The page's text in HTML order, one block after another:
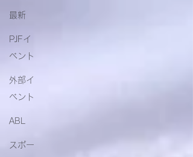
最新
PJFイ
ベント
外部イ
ベント
ABL
スポー